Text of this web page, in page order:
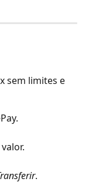
sem limites e
.